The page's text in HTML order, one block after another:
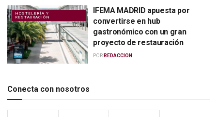
HOSTELERÍA Y
RESTAURACIÓN
IFEMA MADRID apuesta por
convertirse en hub
gastronómico con un gran
proyecto de restauración
POR REDACCION
Conecta con nosotros